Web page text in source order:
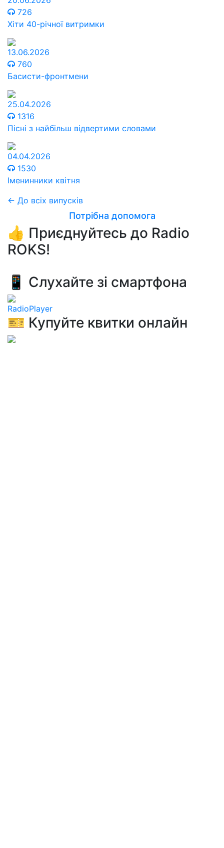
726
Хіти 40-річної витримки
13.06.2026
760
Басисти-фронтмени
25.04.2026
1316
Пісні з найбільш відвертими словами
04.04.2026
1530
Іменинники квітня
← До всіх випусків
Потрібна допомога
👍 Приєднуйтесь до Radio
ROKS!
📱 Слухайте зі смартфона
RadioPlayer
🎫 Купуйте квитки онлайн